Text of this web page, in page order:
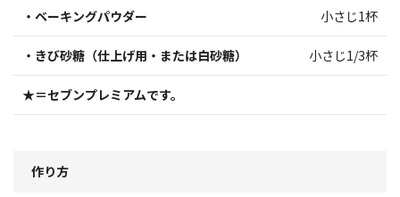
・ベーキングパウダー 小さじ1杯
・きび砂糖（仕上げ用・または白砂糖） 小さじ1/3杯
★＝セブンプレミアムです。
作り方